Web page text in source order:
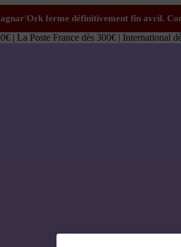
| La Poste France dès 300€ | International